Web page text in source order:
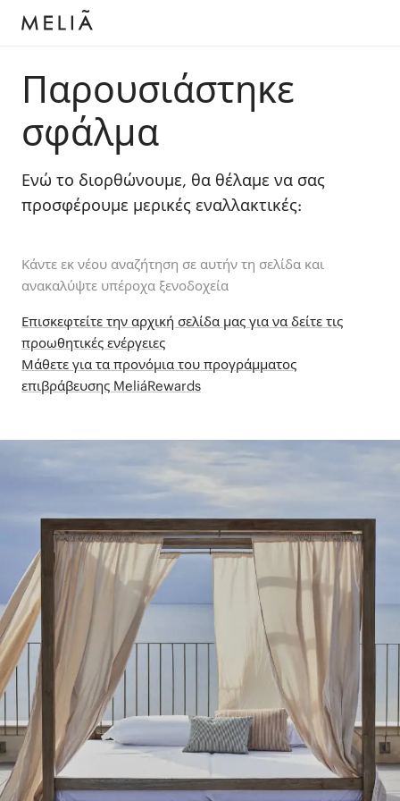
Παρουσιάστηκε
σφάλμα
Ενώ το διορθώνουμε, θα θέλαμε να σας
προσφέρουμε μερικές εναλλακτικές:
Κάντε εκ νέου αναζήτηση σε αυτήν τη σελίδα και
ανακαλύψτε υπέροχα ξενοδοχεία
Επισκεφτείτε την αρχική σελίδα μας για να δείτε τις
προωθητικές ενέργειες
Μάθετε για τα προνόμια του προγράμματος
επιβράβευσης MeliáRewards